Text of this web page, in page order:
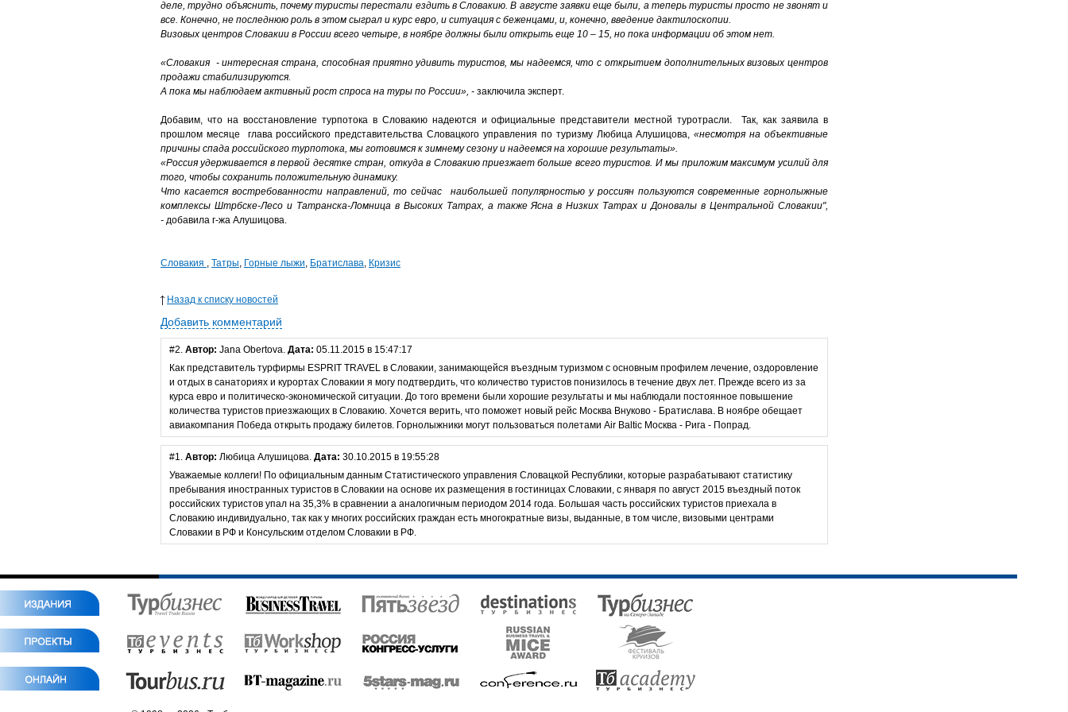
деле, трудно объяснить, почему туристы перестали ездить в Словакию. В августе заявки еще были, а теперь туристы просто не звонят и
все. Конечно, не последнюю роль в этом сыграл и курс евро, и ситуация с беженцами, и, конечно, введение дактилоскопии.
Визовых центров Словакии в России всего четыре, в ноябре должны были открыть еще 10 – 15, но пока информации об этом нет.
«Словакия - интересная страна, способная приятно удивить туристов, мы надеемся, что с открытием дополнительных визовых центров
продажи стабилизируются.
А пока мы наблюдаем активный рост спроса на туры по России», - заключила эксперт.
Добавим, что на восстановление турпотока в Словакию надеются и официальные представители местной туротрасли. Так, как заявила в
прошлом месяце глава российского представительства Словацкого управления по туризму Любица Алушицова,«несмотря на объективные
причины спада российского турпотока, мы готовимся к зимнему сезону и надеемся на хорошие результаты».
«Россия удерживается в первой десятке стран, откуда в Словакию приезжает больше всего туристов. И мы приложим максимум усилий для
того, чтобы сохранить положительную динамику.
Что касается востребованности направлений, то сейчас наибольшей популярностью у россиян пользуются современные горнолыжные
комплексы Штрбске-Лесо и Татранска-Ломница в Высоких Татрах, а также Ясна в Низких Татрах и Доновалы в Центральной Словакии",
- добавила г-жа Алушицова.
Словакия , Татры, Горные лыжи, Братислава, Кризис
Назад к списку новостей
Добавить комментарий
#2. Автор: Jana Obertova. Дата: 05.11.2015 в 15:47:17
Как представитель турфирмы ESPRIT TRAVEL в Словакии, занимающейся въездным туризмом с основным профилем лечение, оздоровление
и отдых в санаториях и курортах Словакии я могу подтвердить, что количество туристов понизилось в течение двух лет. Прежде всего из за
курса евро и политическо-экономической ситуации. До того времени были хорошие результаты и мы наблюдали постоянное повышение
количества туристов приезжающих в Словакию. Хочется верить, что поможет новый рейс Москва Внуково - Братислава. В ноябре обещает
авиакомпания Победа открыть продажу билетов. Горнолыжники могут пользоваться полетами Air Baltic Москва - Рига - Попрад.
#1. Автор: Любица Алушицова. Дата: 30.10.2015 в 19:55:28
Уважаемые коллеги! По официальным данным Статистического управления Словацкой Республики, которые разрабатывают статистику
пребывания иностранных туристов в Словакии на основе их размещения в гостиницах Словакии, с января по август 2015 въездный поток
российских туристов упал на 35,3% в сравнении а аналогичным периодом 2014 года. Большая часть российских туристов приехала в
Словакию индивидуально, так как у многих российских граждан есть многократные визы, выданные, в том числе, визовыми центрами
Словакии в РФ и Консульским отделом Словакии в РФ.